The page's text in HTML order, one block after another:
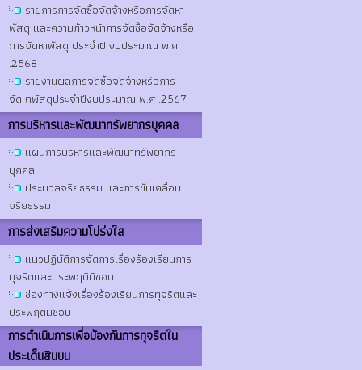
รายการการจัดซื้อจัดจ้างหรือการจัดหา
พัสดุ และความก้าวหน้าการจัดซื้อจัดจ้างหรือ
การจัดหาพัสดุ ประจำปี งบประมาณ พ.ศ
.2568
รายงานผลการจัดซื้อจัดจ้างหรือการ
จัดหาพัสดุประจำปีงบประมาณ พ.ศ .2567
การบริหารและพัฒนาทรัพยากรบุคคล
แผนการบริหารและพัฒนาทรัพยากร
บุคคล
ประมวลจริยธรรม และการขับเคลื่อน
จริยธรรม
การส่งเสริมความโปร่งใส
แนวปฏิบัติการจัดการเรื่องร้องเรียนการ
ทุจริตและประพฤติมิชอบ
ช่องทางแจ้งเรื่องร้องเรียนการทุจริตและ
ประพฤติมิชอบ
การดําเนินการเพื่อป้องกันการทุจริตใน
ประเด็นสินบน